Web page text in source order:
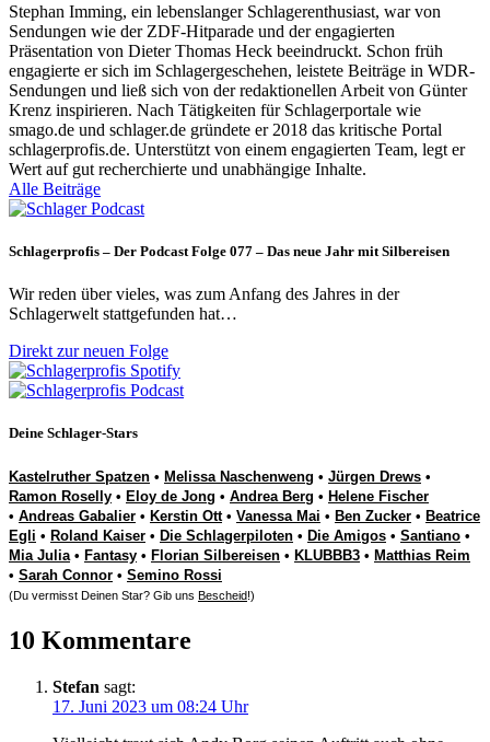
Stephan Imming, ein lebenslanger Schlagerenthusiast, war von
Sendungen wie der ZDF-Hitparade und der engagierten
Präsentation von Dieter Thomas Heck beeindruckt. Schon früh
engagierte er sich im Schlagergeschehen, leistete Beiträge in WDR-
Sendungen und ließ sich von der redaktionellen Arbeit von Günter
Krenz inspirieren. Nach Tätigkeiten für Schlagerportale wie
smago.de und schlager.de gründete er 2018 das kritische Portal
schlagerprofis.de. Unterstützt von einem engagierten Team, legt er
Wert auf gut recherchierte und unabhängige Inhalte.
Alle Beiträge
Schlagerprofis – Der Podcast Folge 077 – Das neue Jahr mit Silbereisen
Wir reden über vieles, was zum Anfang des Jahres in der
Schlagerwelt stattgefunden hat…
Direkt zur neuen Folge
Deine Schlager-Stars
Kastelruther Spatzen • Melissa Naschenweng • Jürgen Drews •
Ramon Roselly • Eloy de Jong • Andrea Berg • Helene Fischer
• Andreas Gabalier • Kerstin Ott• Vanessa Mai • Ben Zucker • Beatrice
Egli • Roland Kaiser • Die Schlagerpiloten • Die Amigos • Santiano •
Mia Julia• Fantasy • Florian Silbereisen • KLUBBB3 • Matthias Reim
• Sarah Connor • Semino Rossi
(Du vermisst Deinen Star? Gib uns Bescheid!)
10 Kommentare
Stefan sagt:
17. Juni 2023 um 08:24 Uhr